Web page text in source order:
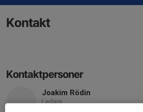
Kontakt
Kontaktpersoner
Joakim Rödin
Ledare